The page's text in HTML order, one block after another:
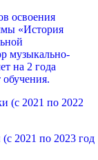
освоения
«История
музыкально-
на 2 года
(с 2021 по 2022
2021 по 2023 год